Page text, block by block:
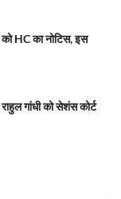
HC का नोटिस, इस
गांधी को सेशंस कोर्ट